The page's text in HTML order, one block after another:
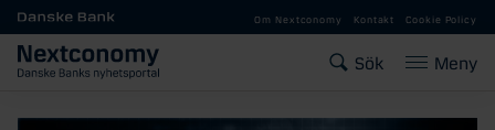
Gå till huvudinnehåll
Om Nextconomy Kontakt Cookie Policy
Sök Meny